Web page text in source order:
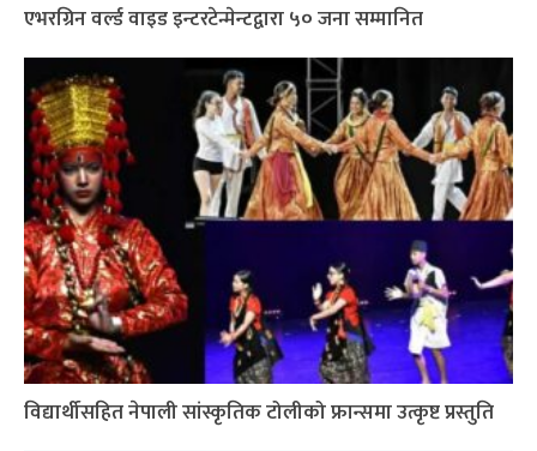
एभरग्रिन वर्ल्ड वाइड इन्टरटेन्मेन्टद्वारा ५० जना सम्मानित
विद्यार्थीसहित नेपाली सांस्कृतिक टोलीको फ्रान्समा उत्कृष्ट प्रस्तुति